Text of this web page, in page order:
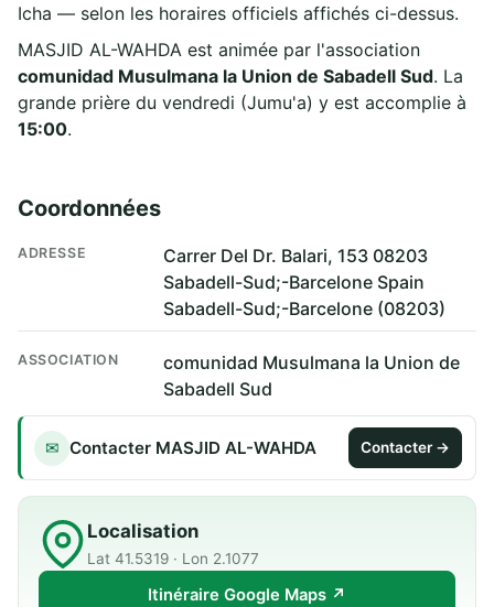
Icha — selon les horaires officiels affichés ci-dessus.
MASJID AL-WAHDA est animée par l'association
comunidad Musulmana la Union de Sabadell Sud. La
grande prière du vendredi (Jumu'a) y est accomplie à
15:00.
Coordonnées
ADRESSE
Carrer Del Dr. Balari, 153 08203
Sabadell-Sud;-Barcelone Spain
Sabadell-Sud;-Barcelone (08203)
ASSOCIATION
comunidad Musulmana la Union de
Sabadell Sud
✉ Contacter MASJID AL-WAHDA Contacter →
Localisation
Lat 41.5319 · Lon 2.1077
Itinéraire Google Maps ↗